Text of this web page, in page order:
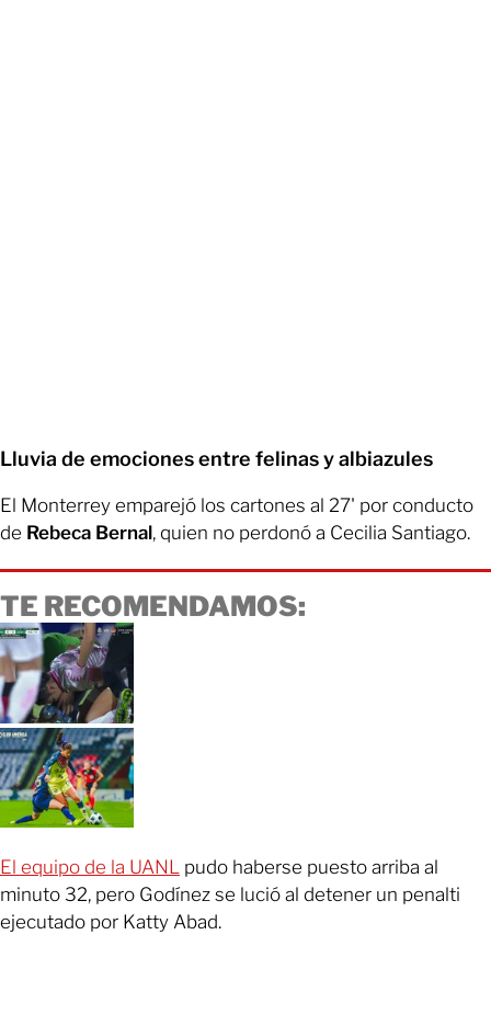
Lluvia de emociones entre felinas y albiazules
El Monterrey emparejó los cartones al 27' por conducto
de Rebeca Bernal, quien no perdonó a Cecilia Santiago.
TE RECOMENDAMOS:
El equipo de la UANL pudo haberse puesto arriba al
minuto 32, pero Godínez se lució al detener un penalti
ejecutado por Katty Abad.